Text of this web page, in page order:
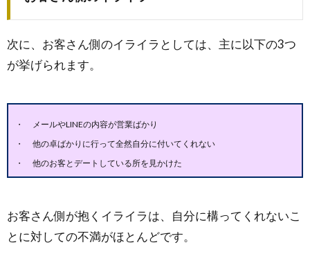
次に、お客さん側のイライラとしては、主に以下の3つ
が挙げられます。
メールやLINEの内容が営業ばかり
他の卓ばかりに行って全然自分に付いてくれない
他のお客とデートしている所を見かけた
お客さん側が抱くイライラは、自分に構ってくれないこ
とに対しての不満がほとんどです。